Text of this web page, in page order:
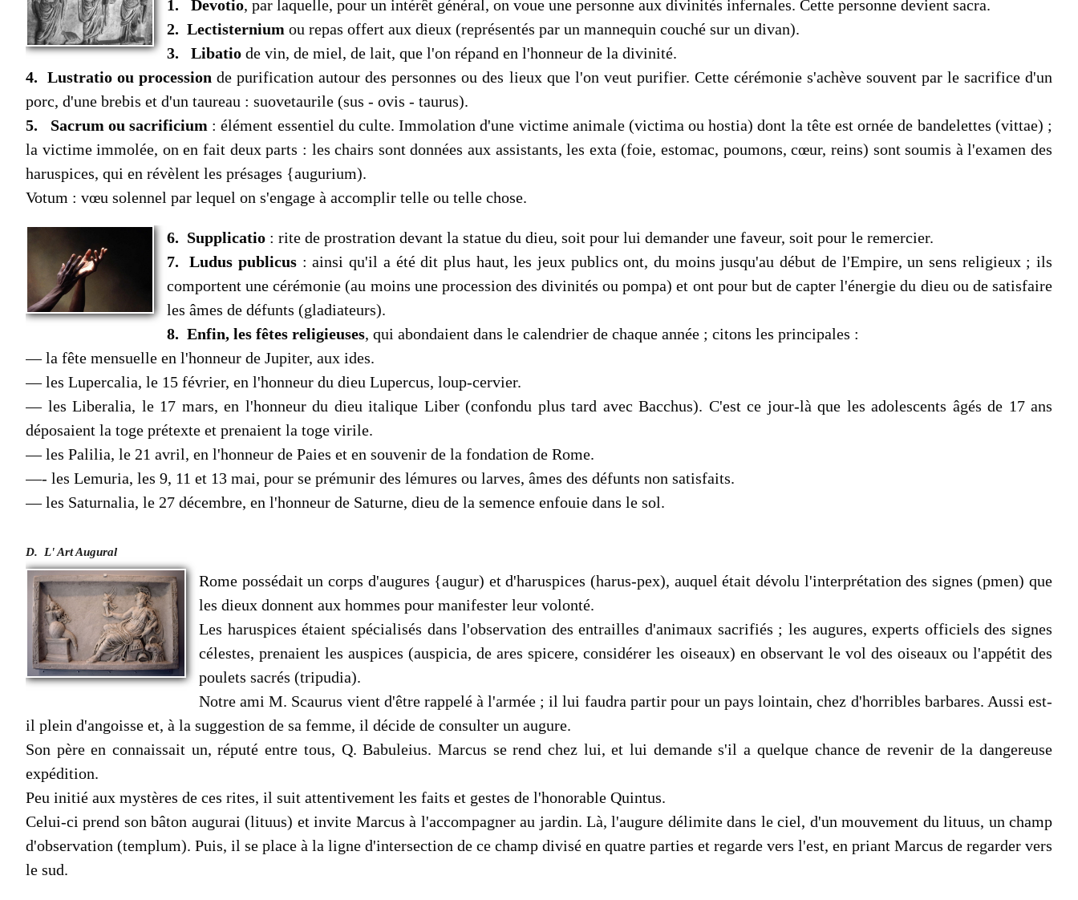
1. Devotio, par laquelle, pour un intérêt général, on voue une personne aux divinités infernales. Cette personne devient sacra.
2. Lectisternium ou repas offert aux dieux (représentés par un mannequin couché sur un divan).
3. Libatio de vin, de miel, de lait, que l'on répand en l'honneur de la divinité.
4. Lustratio ou procession de purification autour des personnes ou des lieux que l'on veut purifier. Cette cérémonie s'achève souvent par le sacrifice d'un
porc, d'une brebis et d'un taureau : suovetaurile (sus - ovis - taurus).
5. Sacrum ou sacrificium : élément essentiel du culte. Immolation d'une victime animale (victima ou hostia) dont la tête est ornée de bandelettes (vittae) ;
la victime immolée, on en fait deux parts : les chairs sont données aux assistants, les exta (foie, estomac, pou­mons, cœur, reins) sont soumis à l'examen des
haruspices, qui en révèlent les présages {augurium).
Votum : vœu solennel par lequel on s'engage à accomplir telle ou telle chose.
6. Supplicatio : rite de prostration devant la statue du dieu, soit pour lui demander une faveur, soit pour le remercier.
7. Ludus publicus : ainsi qu'il a été dit plus haut, les jeux pu­blics ont, du moins jusqu'au début de l'Empire, un sens religieux ; ils
comportent une cérémonie (au moins une procession des divi­nités ou pompa) et ont pour but de capter l'énergie du dieu ou de satisfaire
les âmes de défunts (gladiateurs).
8. Enfin, les fêtes religieuses, qui abondaient dans le calendrier de chaque année ; citons les principales :
— la fête mensuelle en l'honneur de Jupiter, aux ides.
— les Lupercalia, le 15 février, en l'honneur du dieu Lupercus, loup-cervier.
— les Liberalia, le 17 mars, en l'honneur du dieu italique Liber (con­fondu plus tard avec Bacchus). C'est ce jour-là que les adolescents âgés de 17 ans
déposaient la toge prétexte et prenaient la toge virile.
— les Palilia, le 21 avril, en l'honneur de Paies et en souvenir de la fondation de Rome.
—- les Lemuria, les 9, 11 et 13 mai, pour se prémunir des lémures ou larves, âmes des défunts non satisfaits.
— les Saturnalia, le 27 décembre, en l'honneur de Saturne, dieu de la semence enfouie dans le sol.
D. L' Art Augural
Rome possédait un corps d'augures {augur) et d'haruspices (harus-pex), auquel était dévolu l'interprétation des signes (pmen) que
les dieux donnent aux hommes pour manifester leur volonté.
Les haruspices étaient spécialisés dans l'observation des entrailles d'animaux sacrifiés ; les augures, experts officiels des signes
céles­tes, prenaient les auspices (auspicia, de ares spicere, considérer les oiseaux) en observant le vol des oiseaux ou l'appétit des
poulets sacrés (tripudia).
Notre ami M. Scaurus vient d'être rappelé à l'armée ; il lui faudra partir pour un pays lointain, chez d'horribles barbares. Aussi est-
il plein d'angoisse et, à la suggestion de sa femme, il décide de consulter un augure.
Son père en connaissait un, réputé entre tous, Q. Babuleius. Marcus se rend chez lui, et lui demande s'il a quelque chance de revenir de la dangereuse
expédition.
Peu initié aux mystères de ces rites, il suit attentivement les faits et gestes de l'honorable Quintus.
Celui-ci prend son bâton augurai (lituus) et invite Marcus à l'accom­pagner au jardin. Là, l'augure délimite dans le ciel, d'un mouvement du lituus, un champ
d'observation (templum). Puis, il se place à la ligne d'intersection de ce champ divisé en quatre parties et regarde vers l'est, en priant Marcus de regarder vers
le sud.